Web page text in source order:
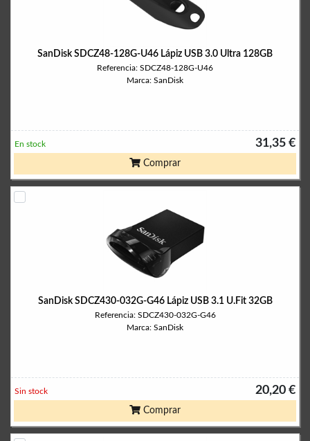
SanDisk SDCZ48-128G-U46 Lápiz USB 3.0 Ultra 128GB
Referencia: SDCZ48-128G-U46
Marca: SanDisk
31,35 €
En stock
Comprar
SanDisk SDCZ430-032G-G46 Lápiz USB 3.1 U.Fit 32GB
Referencia: SDCZ430-032G-G46
Marca: SanDisk
20,20 €
Sin stock
Comprar